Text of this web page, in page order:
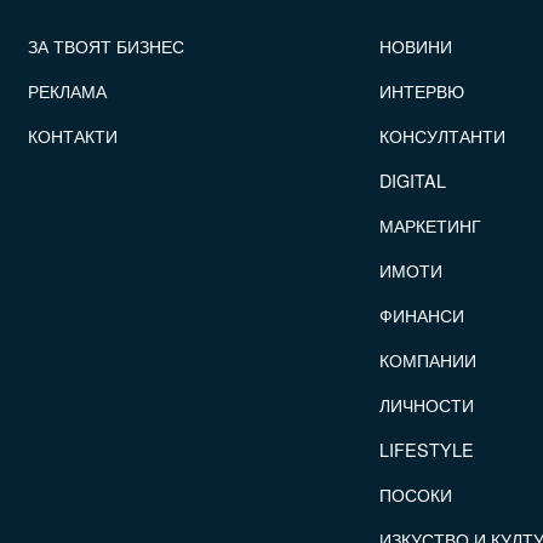
ЗА ТВОЯТ БИЗНЕС
РЕКЛАМА
КОНТАКТИ
НОВИНИ
ИНТЕРВЮ
КОНСУЛТАНТИ
DIGITAL
МАРКЕТИНГ
ИМОТИ
ФИНАНСИ
КОМПАНИИ
ЛИЧНОСТИ
LIFESTYLE
ПОСОКИ